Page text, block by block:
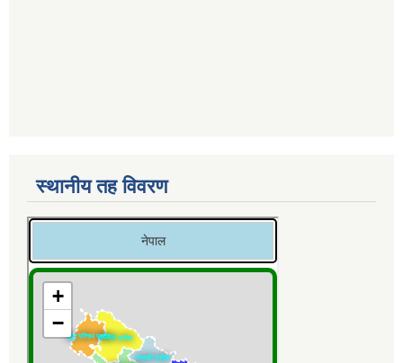
स्थानीय तह विवरण